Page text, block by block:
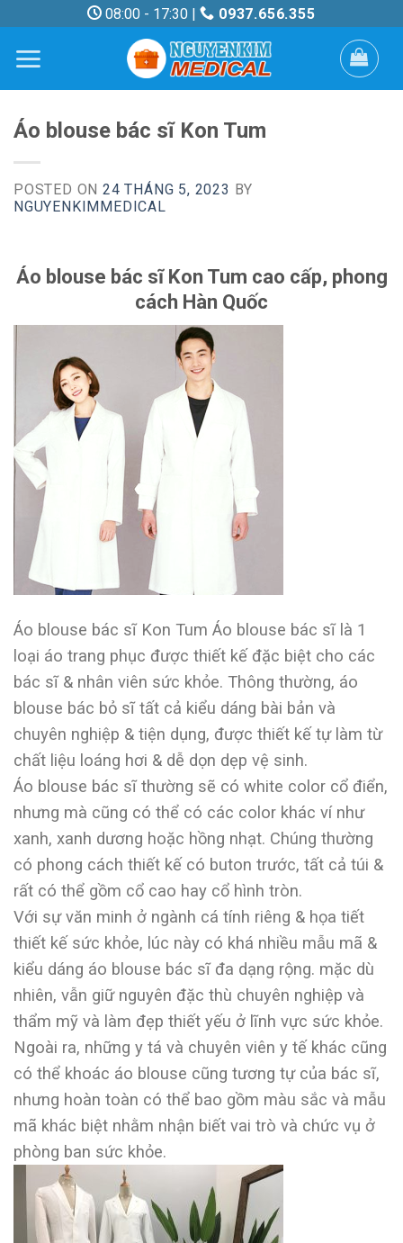
content
08:00 - 17:30 | 0937.656.355
Áo blouse bác sĩ Kon Tum
POSTED ON24 THÁNG 5, 2023 BY
NGUYENKIMMEDICAL
Áo blouse bác sĩ Kon Tum cao cấp, phong
cách Hàn Quốc
Áo blouse bác sĩ Kon Tum Áo blouse bác sĩ là 1
loại áo trang phục được thiết kế đặc biệt cho các
bác sĩ & nhân viên sức khỏe. Thông thường, áo
blouse bác bỏ sĩ tất cả kiểu dáng bài bản và
chuyên nghiệp & tiện dụng, được thiết kế tự làm từ
chất liệu loáng hơi & dễ dọn dẹp vệ sinh.
Áo blouse bác sĩ thường sẽ có white color cổ điển,
nhưng mà cũng có thể có các color khác ví như
xanh, xanh dương hoặc hồng nhạt. Chúng thường
có phong cách thiết kế có buton trước, tất cả túi &
rất có thể gồm cổ cao hay cổ hình tròn.
Với sự văn minh ở ngành cá tính riêng & họa tiết
thiết kế sức khỏe, lúc này có khá nhiều mẫu mã &
kiểu dáng áo blouse bác sĩ đa dạng rộng. mặc dù
nhiên, vẫn giữ nguyên đặc thù chuyên nghiệp và
thẩm mỹ và làm đẹp thiết yếu ở lĩnh vực sức khỏe.
Ngoài ra, những y tá và chuyên viên y tế khác cũng
có thể khoác áo blouse cũng tương tự của bác sĩ,
nhưng hoàn toàn có thể bao gồm màu sắc và mẫu
mã khác biệt nhằm nhận biết vai trò và chức vụ ở
phòng ban sức khỏe.